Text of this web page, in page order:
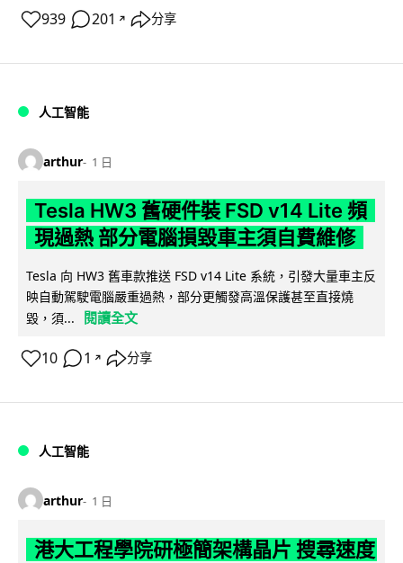
939 201 ↗ 分享
人工智能
arthur 1 日
Tesla HW3 舊硬件裝 FSD v14 Lite 頻
現過熱 部分電腦損毀車主須自費維修
Tesla 向 HW3 舊車款推送 FSD v14 Lite 系統，引發大量車主反
映自動駕駛電腦嚴重過熱，部分更觸發高溫保護甚至直接燒
毀，須...
閱讀全文
10 1 ↗ 分享
人工智能
arthur 1 日
港大工程學院研極簡架構晶片 搜尋速度